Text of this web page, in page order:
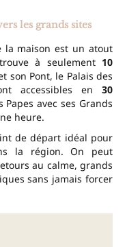
les grands sites
la maison est un atout
à seulement 10
son Pont, le Palais des
accessibles en 30
Papes avec ses Grands
heure.
de départ idéal pour
la région. On peut
au calme, grands
sans jamais forcer